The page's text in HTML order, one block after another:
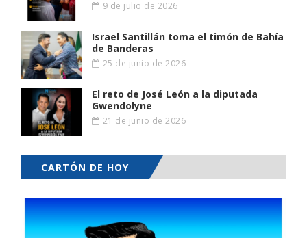
9 de julio de 2026
Israel Santillán toma el timón de Bahía
de Banderas
25 de junio de 2026
El reto de José León a la diputada
Gwendolyne
21 de junio de 2026
CARTÓN DE HOY